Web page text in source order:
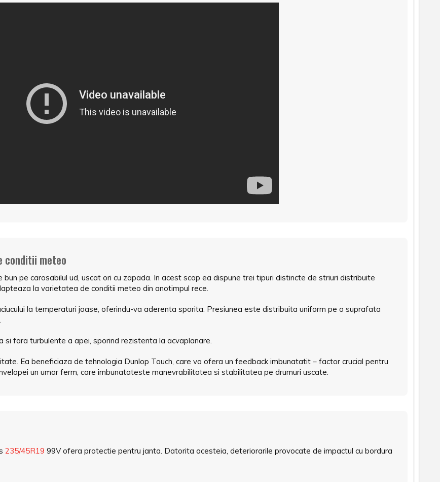
conditii meteo
pe carosabilul ud, uscat ori cu zapada. In acest scop ea dispune trei tipuri distincte de striuri distribuite
la varietatea de conditii meteo din anotimpul rece.
la temperaturi joase, oferindu-va aderenta sporita. Presiunea este distribuita uniform pe o suprafata
si fara turbulente a apei, sporind rezistenta la acvaplanare.
Ea beneficiaza de tehnologia Dunlop Touch, care va ofera un feedback imbunatatit – factor crucial pentru
un umar ferm, care imbunatateste manevrabilitatea si stabilitatea pe drumuri uscate.
235/45R19 99V ofera protectie pentru janta. Datorita acesteia, deteriorarile provocate de impactul cu bordura